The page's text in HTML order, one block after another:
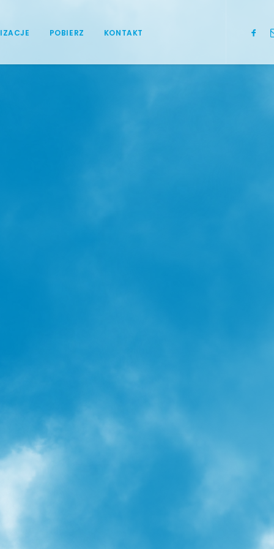
POBIERZ KONTAKT